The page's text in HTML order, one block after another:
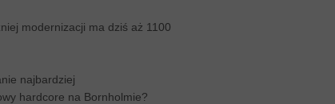
modernizacji ma dziś aż 1100
najbardziej
hardcore na Bornholmie?